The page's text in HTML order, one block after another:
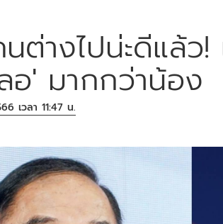
ต่างไปน่ะดีแล้
' มากกว่าน้อง
เวลา 11:47 น.